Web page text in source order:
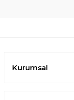
Kurumsal